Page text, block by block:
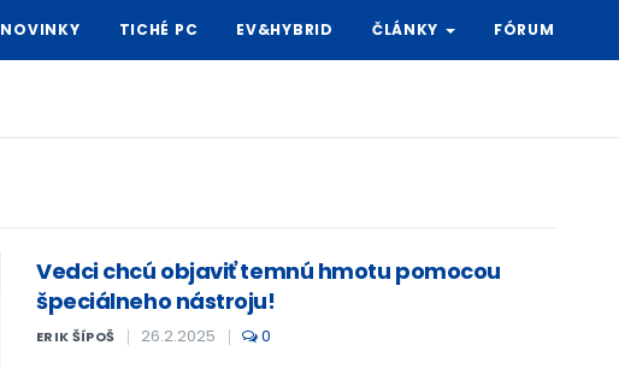
NOVINKY TICHÉ PC EV&HYBRID ČLÁNKY FÓRUM
Vedci chcú objaviť temnú hmotu pomocou
špeciálneho nástroju!
ERIK ŠÍPOŠ 26.2.2025 0